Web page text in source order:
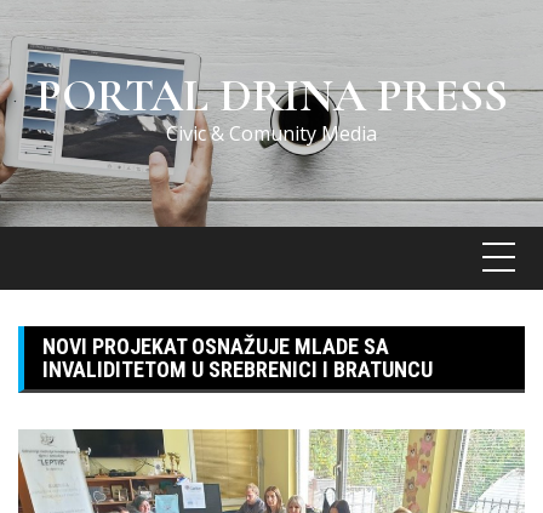
Skip
to
contentPORTAL DRINA PRESS
Civic & Comunity Media
NOVI PROJEKAT OSNAŽUJE MLADE SA
INVALIDITETOM U SREBRENICI I BRATUNCU